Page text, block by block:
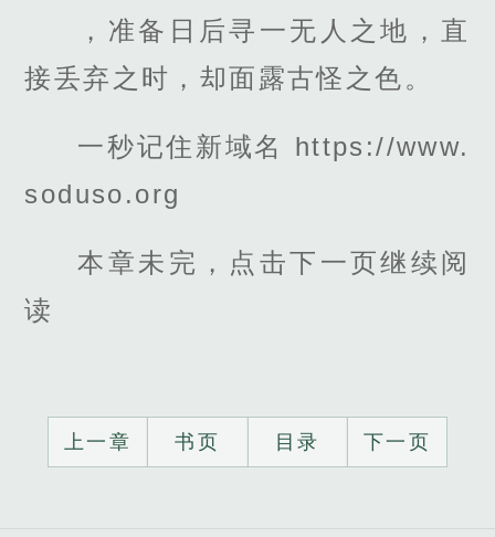
，准备日后寻一无人之地，直
接丢弃之时，却面露古怪之色。
一秒记住新域名 https://www.
soduso.org
本章未完，点击下一页继续阅
读
上一章 书页 目录 下一页